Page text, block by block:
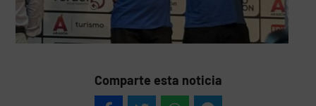
Comparte esta noticia